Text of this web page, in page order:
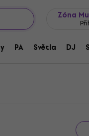
Zóna
PA Světla DJ